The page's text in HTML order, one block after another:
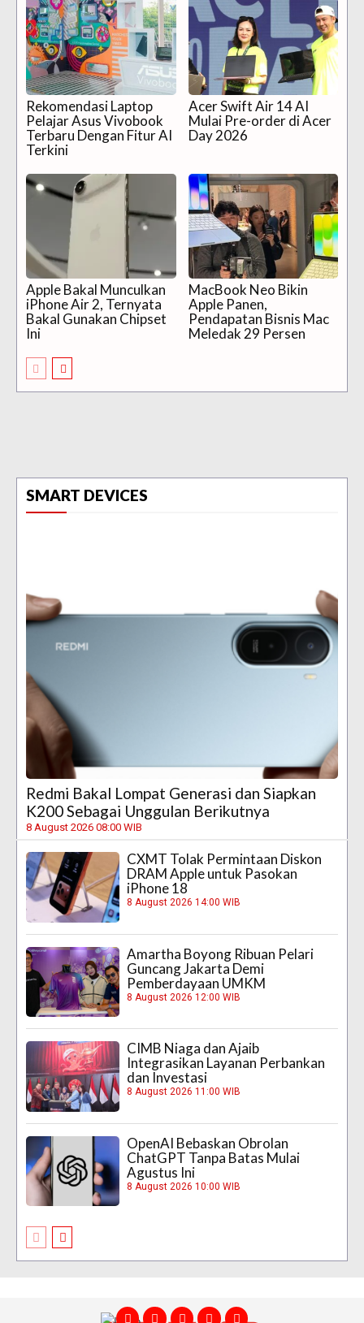
Rekomendasi Laptop
Pelajar Asus Vivobook
Terbaru Dengan Fitur AI
Terkini
Acer Swift Air 14 AI
Mulai Pre-order di Acer
Day 2026
Apple Bakal Munculkan
iPhone Air 2, Ternyata
Bakal Gunakan Chipset
Ini
MacBook Neo Bikin
Apple Panen,
Pendapatan Bisnis Mac
Meledak 29 Persen
SMART DEVICES
Redmi Bakal Lompat Generasi dan Siapkan
K200 Sebagai Unggulan Berikutnya
8 August 2026 08:00 WIB
CXMT Tolak Permintaan Diskon
DRAM Apple untuk Pasokan
iPhone 18
8 August 2026 14:00 WIB
Amartha Boyong Ribuan Pelari
Guncang Jakarta Demi
Pemberdayaan UMKM
8 August 2026 12:00 WIB
CIMB Niaga dan Ajaib
Integrasikan Layanan Perbankan
dan Investasi
8 August 2026 11:00 WIB
OpenAI Bebaskan Obrolan
ChatGPT Tanpa Batas Mulai
Agustus Ini
8 August 2026 10:00 WIB